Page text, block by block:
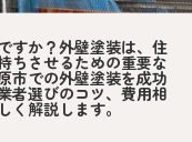
すか？外壁塗装は、住
ちさせるための重要な
市での外壁塗装を成功
者選びのコツ、費用相
解説します。